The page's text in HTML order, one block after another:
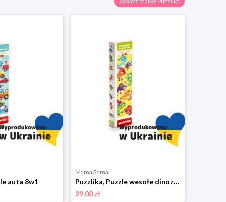
auta 8w1
MamaGama
Puzzlika, Puzzle wesołe dinozaury 8w1
29.00 zł